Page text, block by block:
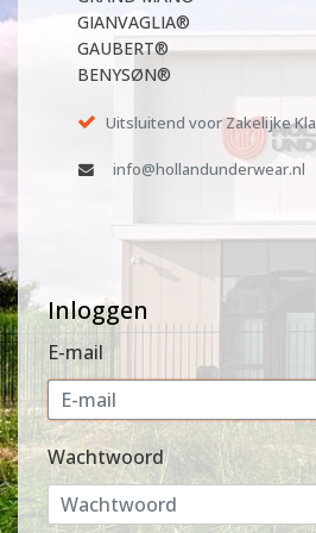
GIANVAGLIA®
GAUBERT®
BENYSØN®
Uitsluitend voor Zakelijke
info@hollandunderwear.nl
Inloggen
E-mail
Wachtwoord